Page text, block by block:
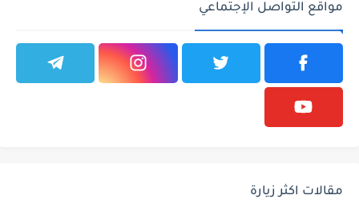
مواقع التواصل الإجتماعي
مقالات اكثر زيارة